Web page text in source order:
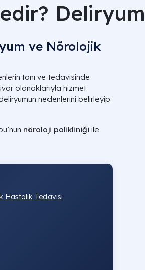
ve Nörolojik
tanı ve tedavisinde
olanaklarıyla hizmet
nedenlerini belirleyip
nöroloji polikliniği ile
Hastalık Tedavisi